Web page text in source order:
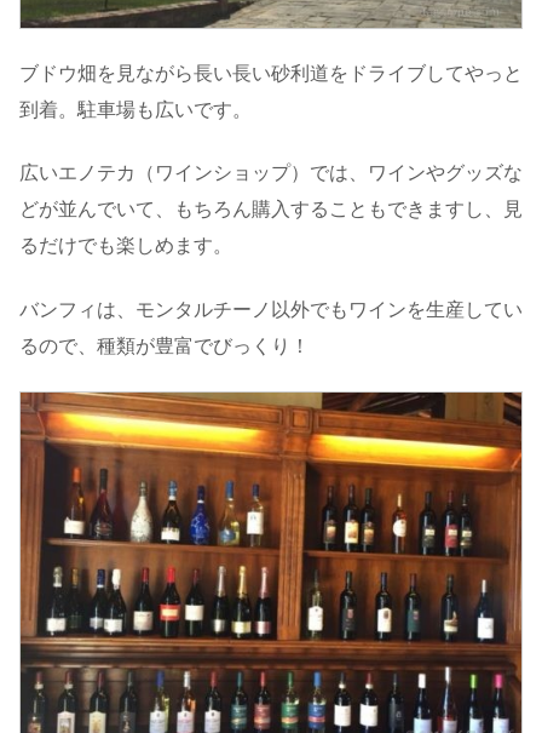
ブドウ畑を見ながら長い長い砂利道をドライブしてやっと
到着。駐車場も広いです。
広いエノテカ（ワインショップ）では、ワインやグッズな
どが並んでいて、もちろん購入することもできますし、見
るだけでも楽しめます。
バンフィは、モンタルチーノ以外でもワインを生産してい
るので、種類が豊富でびっくり！